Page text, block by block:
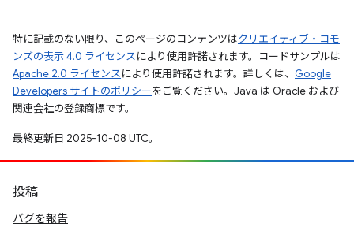
特に記載のない限り、このページのコンテンツはクリエイティブ・コモ
ンズの表示 4.0 ライセンスにより使用許諾されます。コードサンプルは
Apache 2.0 ライセンスにより使用許諾されます。詳しくは、 Google
Developers サイトのポリシーをご覧ください。Java は Oracle および
関連会社の登録商標です。
最終更新日 2025-10-08 UTC。
投稿
バグを報告